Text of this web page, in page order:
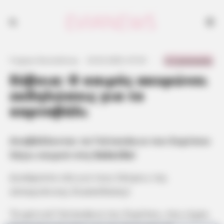
Εύβοια: Ο καιρός ακυρώνει
εκδηλώσεις για το
καρναβάλι
Αναβάλλονται τα Γαϊτανάκια του Ευρίπου